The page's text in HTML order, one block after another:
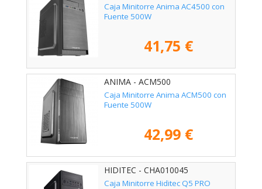
Caja Minitorre Anima AC4500 con
Fuente 500W
41,75 €
ANIMA - ACM500
Caja Minitorre Anima ACM500 con
Fuente 500W
42,99 €
HIDITEC - CHA010045
Caja Minitorre Hiditec Q5 PRO